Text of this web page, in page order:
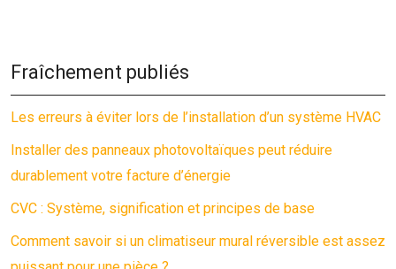
Fraîchement publiés
Les erreurs à éviter lors de l’installation d’un système HVAC
Installer des panneaux photovoltaïques peut réduire
durablement votre facture d’énergie
CVC : Système, signification et principes de base
Comment savoir si un climatiseur mural réversible est assez